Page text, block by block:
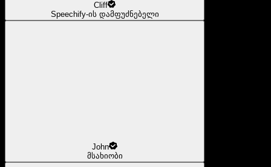
Cliff
Speechify-ის დამფუძნებელი
John
მსახიობი